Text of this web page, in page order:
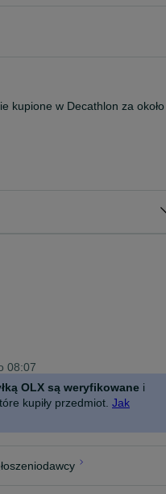
kupione w Decathlon za około
08:07
OLX są weryfikowane i
kupiły przedmiot. Jak